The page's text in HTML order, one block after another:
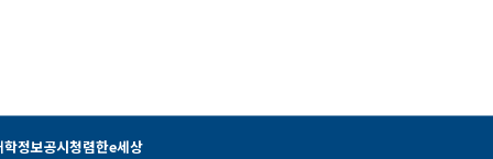
학정보공시청렴한e세상